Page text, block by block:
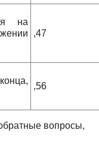
на
,47
,56
вопросы,